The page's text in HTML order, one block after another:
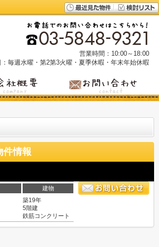
営業時間：10:00～18:00
：毎週水曜・第2第3火曜・夏季休暇・年末年始休暇
件情報
建物
築19年
5階建
鉄筋コンクリート